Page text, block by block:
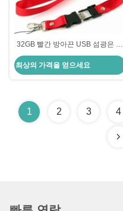
32GB 빨간 방아끈 USB 섬광은 새
겨진 목걸이를 위한 2.0 기억을 몹
니다
최상의 가격을 얻으세요
1 2 3 4